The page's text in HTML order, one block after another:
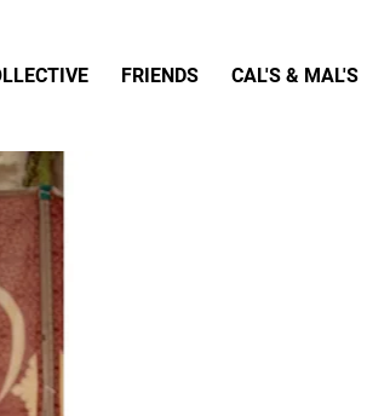
FRIENDS CAL'S & MAL'S